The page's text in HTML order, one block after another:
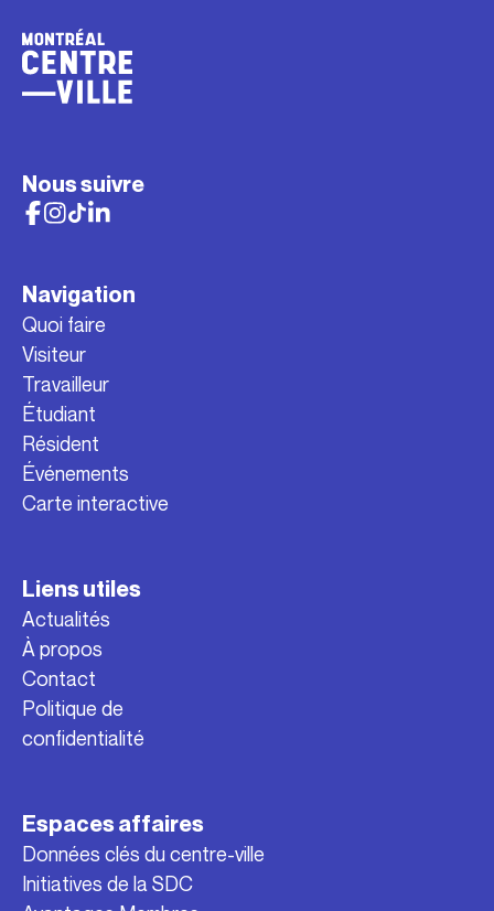
Nous suivre
Navigation
Quoi faire
Visiteur
Travailleur
Étudiant
Résident
Événements
Carte interactive
Liens utiles
Actualités
À propos
Contact
Politique de
confidentialité
Espaces affaires
Données clés du centre-ville
Initiatives de la SDC